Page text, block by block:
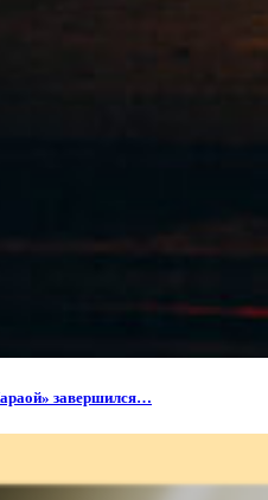
завершился…